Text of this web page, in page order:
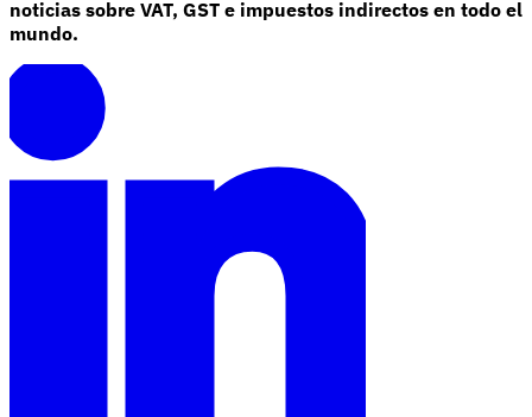
noticias sobre VAT, GST e impuestos indirectos en todo el
mundo.